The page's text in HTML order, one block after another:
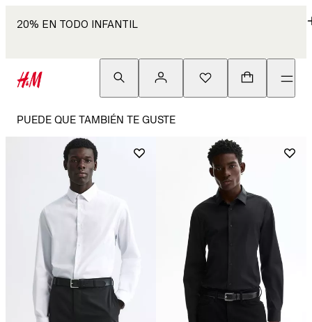
20% EN TODO INFANTIL
PUEDE QUE TAMBIÉN TE GUSTE